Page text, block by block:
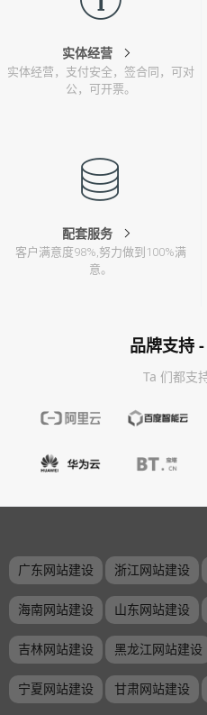
实体经营
实体经营，支付安全，签合同，可对
公，可开票。
配套服务
客户满意度98%,努力做到100%满
意。
品牌支持
Ta 们都支
广东网站建设 浙江网站建设
海南网站建设 山东网站建设
吉林网站建设 黑龙江网站建设
宁夏网站建设 甘肃网站建设